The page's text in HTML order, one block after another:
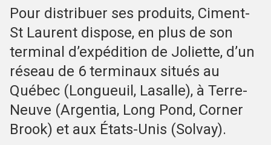
Pour distribuer ses produits, Ciment-
St Laurent dispose, en plus de son
terminal d’expédition de Joliette, d’un
réseau de 6 terminaux situés au
Québec (Longueuil, Lasalle), à Terre-
Neuve (Argentia, Long Pond, Corner
Brook) et aux États-Unis (Solvay).